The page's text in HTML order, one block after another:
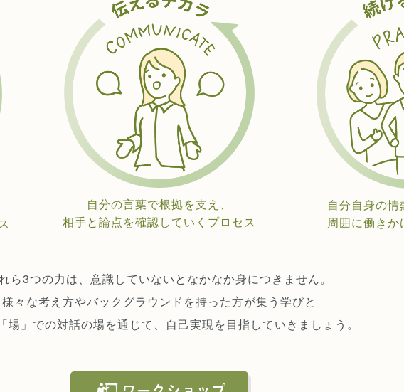
自分の言葉で根拠を支え、
相手と論点を確認していくプロセス
自分自身の情
周囲に働きか
ら3つの力は、意識していないとなかなか身につきません。
様々な考え方やバックグラウンドを持った方が集う学びと
場」での対話の場を通じて、自己実現を目指していきましょう。